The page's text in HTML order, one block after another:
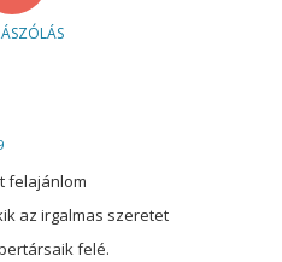
felajánlom
az irgalmas szeretet
felé.